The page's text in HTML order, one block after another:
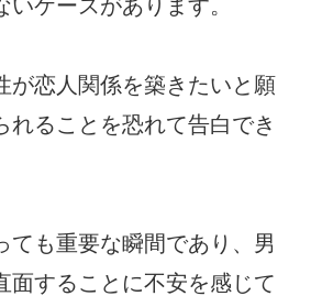
ケースがあります。
が恋人関係を築きたいと願
れることを恐れて告白でき
ても重要な瞬間であり、男
面することに不安を感じて